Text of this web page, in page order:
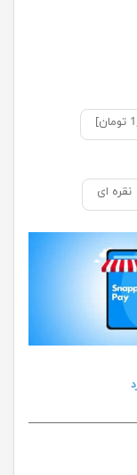
نقره ای